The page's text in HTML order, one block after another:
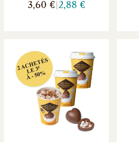
3,60 € 2,88 €